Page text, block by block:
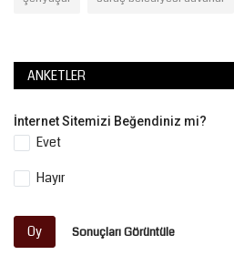
ANKETLER
İnternet Sitemizi Beğendiniz mi?
Evet
Hayır
Oy Sonuçları Görüntüle